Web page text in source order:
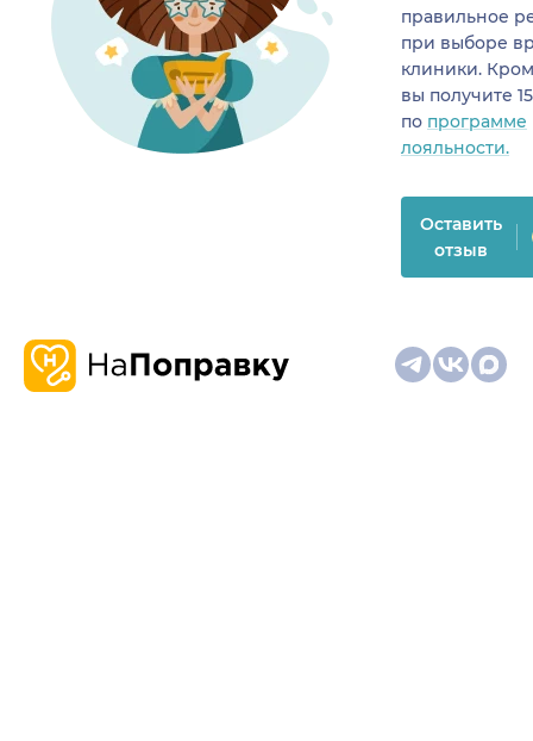
правильное
при выборе
клиники.
вы получите
по программе
лояльности.
Оставить
отзыв